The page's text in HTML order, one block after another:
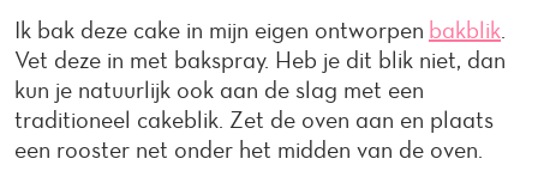
Ik bak deze cake in mijn eigen ontworpen bakblik
Vet deze in met bakspray. Heb je dit blik niet, dan
kun je natuurlijk ook aan de slag met een
traditioneel cakeblik. Zet de oven aan en plaats
een rooster net onder het midden van de oven.